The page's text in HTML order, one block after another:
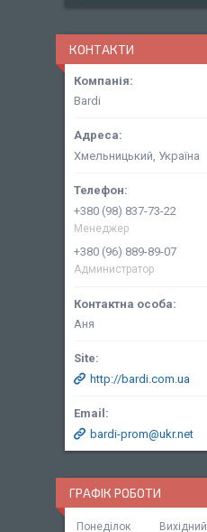
КОНТАКТИ
Bardi
Хмельницький, Україна
+380 (98) 837-73-22
Менеджер
+380 (96) 889-89-07
Администратор
Аня
http://bardi.com.ua
bardi-prom@ukr.net
ГРАФІК РОБОТИ
Понеділок Вихідний